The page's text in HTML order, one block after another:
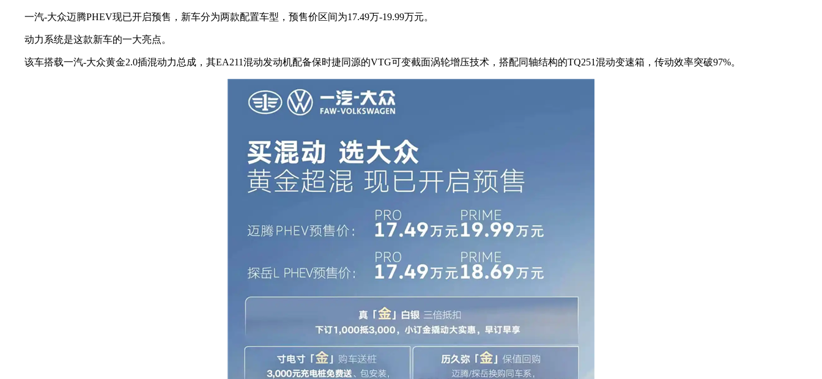
一汽-大众迈腾PHEV现已开启预售，新车分为两款配置车型，预售价区间为17.49万-19.99万元。
动力系统是这款新车的一大亮点。
该车搭载一汽-大众黄金2.0插混动力总成，其EA211混动发动机配备保时捷同源的VTG可变截面涡轮增压技术，搭配同轴结构的TQ251混动变速箱，传动效率突破97%。